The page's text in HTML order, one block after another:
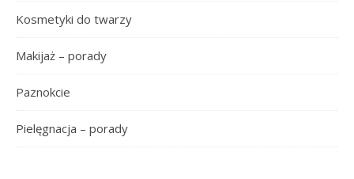
Kosmetyki do twarzy
Makijaż – porady
Paznokcie
Pielęgnacja – porady